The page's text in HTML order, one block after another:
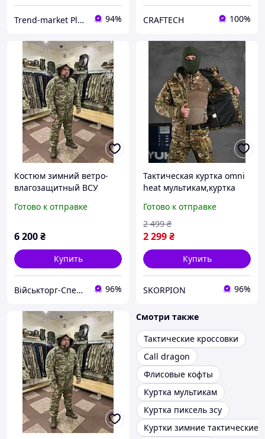
Trend-market Plus 94% CRAFTECH 100%
Костюм зимний ветро-
влагозащитный ВСУ
ММ-14 р.58 (6)
Готово к отправке
6 200₴
Купить
Військторг-Спецодяг на Різдвяній | ТМ «Спецвік» 96%
Тактическая куртка omni
heat мультикам,куртка
зима,бушлат омни хит
мультикам
Готово к отправке
2 299₴
2 499 ₴
Купить
SKORPION 96%
Смотри также
Тактические кроссовки
Call dragon
Флисовые кофты
Куртка мультикам
Куртка пиксель зсу
Куртки зимние тактические